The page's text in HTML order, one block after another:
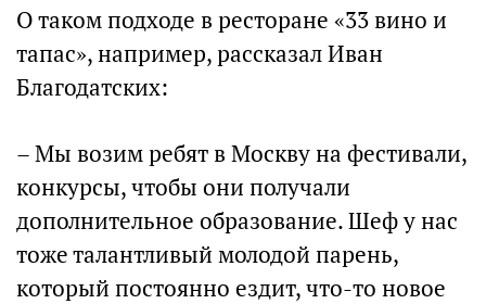
О таком подходе в ресторане «33 вино и
тапас», например, рассказал Иван
Благодатских:
– Мы возим ребят в Москву на фестивали,
конкурсы, чтобы они получали
дополнительное образование. Шеф у нас
тоже талантливый молодой парень,
который постоянно ездит, что-то новое